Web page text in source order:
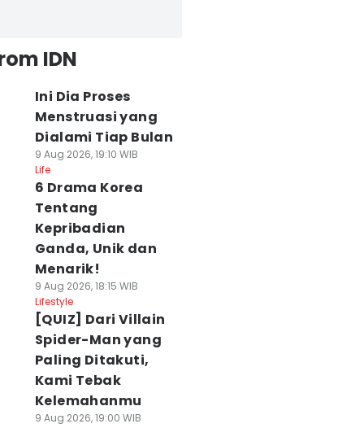
IDN
Ini Dia Proses
Menstruasi yang
Dialami Tiap Bulan
9 Aug 2026, 19:10 WIB
Life
6 Drama Korea
Tentang
Kepribadian
Ganda, Unik dan
Menarik!
9 Aug 2026, 18:15 WIB
Lifestyle
[QUIZ] Dari Villain
Spider-Man yang
Paling Ditakuti,
Kami Tebak
Kelemahanmu
9 Aug 2026, 19:00 WIB